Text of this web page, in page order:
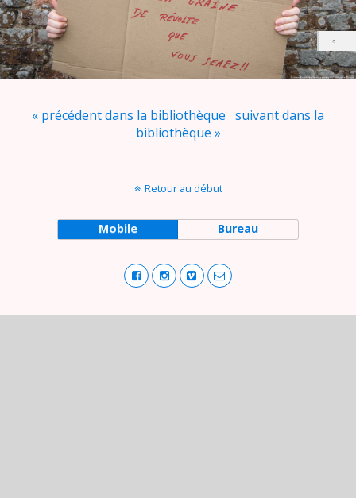
« précédent dans la bibliothèque suivant dans la
bibliothèque »
Retour au début
Mobile Bureau